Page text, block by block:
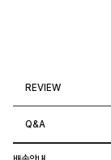
REVIEW
Q&A